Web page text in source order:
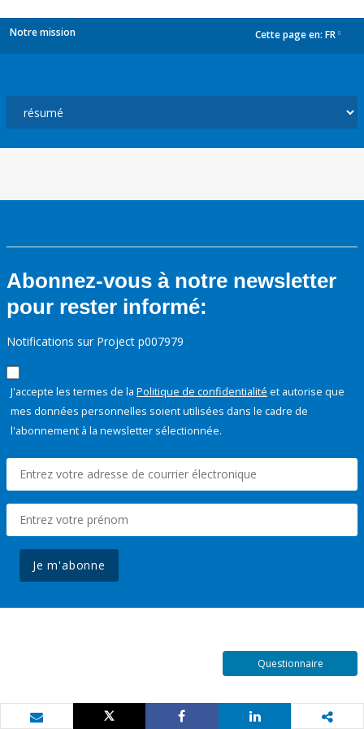
Notre mission Cette page en: FR
Abonnez-vous à notre newsletter
pour rester informé:
Notifications sur Project p007979
J'accepte les termes de la Politique de confidentialité et autorise que
mes données personnelles soient utilisées dans le cadre de
l'abonnement à la newsletter sélectionnée.
Je m'abonne
Questionnaire